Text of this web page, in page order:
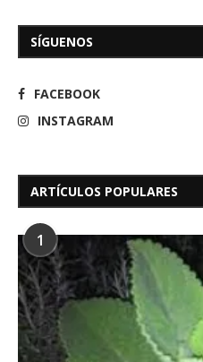
SÍGUENOS
FACEBOOK
INSTAGRAM
ARTÍCULOS POPULARES
1